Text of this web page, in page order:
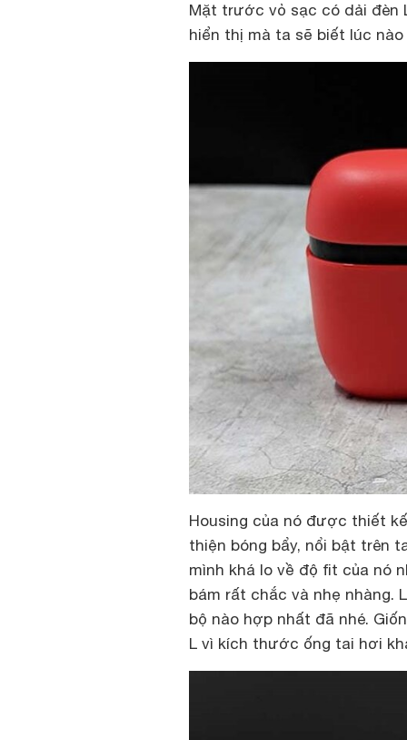
Mặt trước vỏ sạc có dải đèn
hiển thị mà ta sẽ biết lúc
Housing của nó được thiết
thiện bóng bẩy, nổi bật trên
mình khá lo về độ fit của nó
bám rất chắc và nhẹ nhàng.
bộ nào hợp nhất đã nhé.
L vì kích thước ống tai hơi